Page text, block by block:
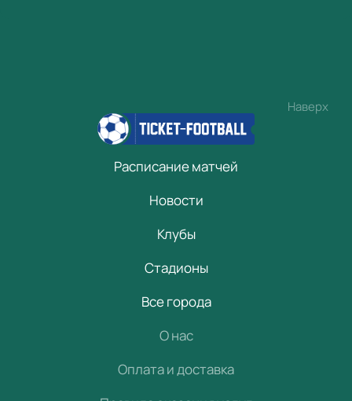
Наверх
Расписание матчей
Новости
Клубы
Стадионы
Все города
О нас
Оплата и доставка